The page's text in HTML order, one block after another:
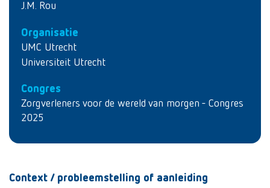
J.M. Rou
Organisatie
UMC Utrecht
Universiteit Utrecht
Congres
Zorgverleners voor de wereld van morgen - Congres
2025
Context / probleemstelling of aanleiding